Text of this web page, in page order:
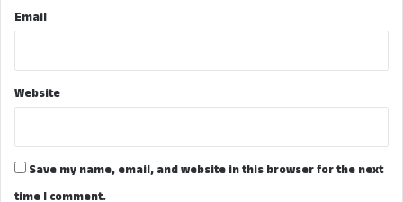
Email
Website
Save my name, email, and website in this browser for the next
time I comment.